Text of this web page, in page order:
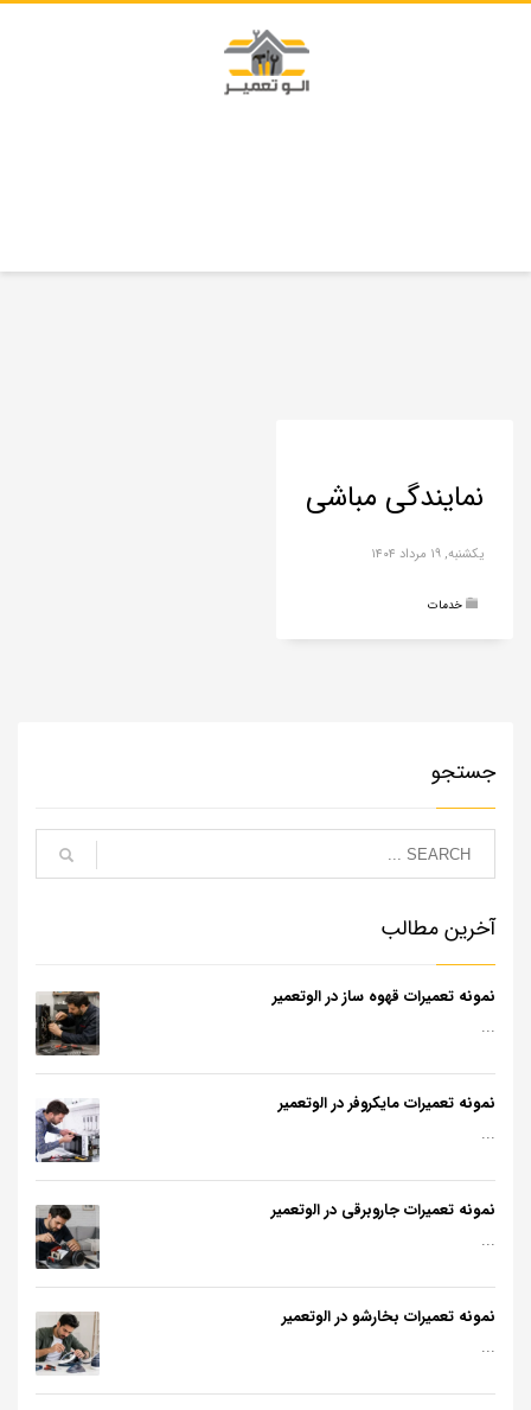
نمایندگی مباشی
یکشنبه, ۱۹ مرداد ۱۴۰۴
خدمات
جستجو
آخرین مطالب
نمونه تعمیرات قهوه ساز در الوتعمیر
...
نمونه تعمیرات مایکروفر در الوتعمیر
...
نمونه تعمیرات جاروبرقی در الوتعمیر
...
نمونه تعمیرات بخارشو در الوتعمیر
...